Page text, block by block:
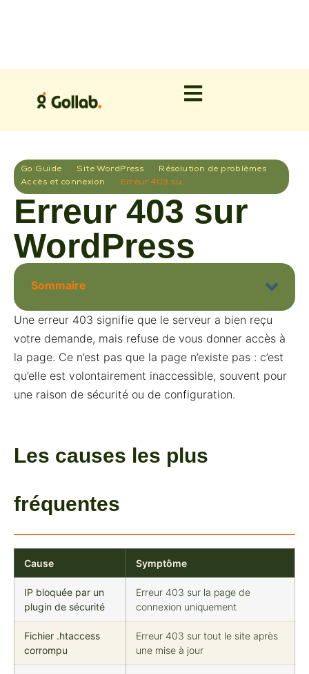
Go Guide Site WordPress
Résolution de problèmes
Accès et connexion
Erreur 403 sur WordPress
Erreur 403 sur
WordPress
Sommaire
Une erreur 403 signifie que le serveur a bien reçu
votre demande, mais refuse de vous donner accès à
la page. Ce n’est pas que la page n’existe pas : c’est
qu’elle est volontairement inaccessible, souvent pour
une raison de sécurité ou de configuration.
Les causes les plus
fréquentes
Cause Symptôme
IP bloquée par un
plugin de sécurité
Erreur 403 sur la page de
connexion uniquement
Fichier .htaccess
corrompu
Erreur 403 sur tout le site après
une mise à jour